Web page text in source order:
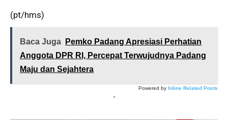
(pt/hms)
Baca Juga
Pemko Padang Apresiasi Perhatian
Anggota DPR RI, Percepat Terwujudnya Padang
Maju dan Sejahtera
Powered by Inline Related Posts
*